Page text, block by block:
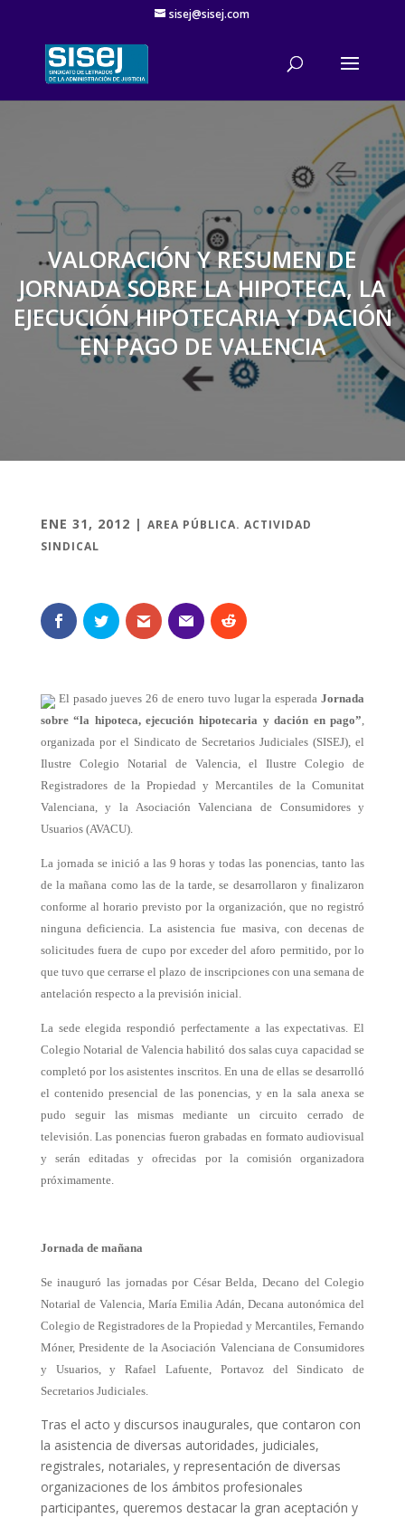
sisej@sisej.com
'
VALORACIÓN Y RESUMEN DE
JORNADA SOBRE LA HIPOTECA, LA
EJECUCIÓN HIPOTECARIA Y DACIÓN
EN PAGO DE VALENCIA
ENE 31, 2012 | AREA PÚBLICA. ACTIVIDAD
SINDICAL
El pasado jueves 26 de enero tuvo lugar la esperadaJornada
sobre “la hipoteca, ejecución hipotecaria y dación en pago”,
organizada por el Sindicato de Secretarios Judiciales (SISEJ), el
Ilustre Colegio Notarial de Valencia, el Ilustre Colegio de
Registradores de la Propiedad y Mercantiles de la Comunitat
Valenciana, y la Asociación Valenciana de Consumidores y
Usuarios (AVACU).
La jornada se inició a las 9 horas y todas las ponencias, tanto las
de la mañana como las de la tarde, se desarrollaron y finalizaron
conforme al horario previsto por la organización, que no registró
ninguna deficiencia. La asistencia fue masiva, con decenas de
solicitudes fuera de cupo por exceder del aforo permitido, por lo
que tuvo que cerrarse el plazo de inscripciones con una semana de
antelación respecto a la previsión inicial.
La sede elegida respondió perfectamente a las expectativas. El
Colegio Notarial de Valencia habilitó dos salas cuya capacidad se
completó por los asistentes inscritos. En una de ellas se desarrolló
el contenido presencial de las ponencias, y en la sala anexa se
pudo seguir las mismas mediante un circuito cerrado de
televisión. Las ponencias fueron grabadas en formato audiovisual
y serán editadas y ofrecidas por la comisión organizadora
próximamente.
Jornada de mañana
Se inauguró las jornadas por César Belda, Decano del Colegio
Notarial de Valencia, María Emilia Adán, Decana autonómica del
Colegio de Registradores de la Propiedad y Mercantiles, Fernando
Móner, Presidente de la Asociación Valenciana de Consumidores
y Usuarios, y Rafael Lafuente, Portavoz del Sindicato de
Secretarios Judiciales.
Tras el acto y discursos inaugurales, que contaron con
la asistencia de diversas autoridades, judiciales,
registrales, notariales, y representación de diversas
organizaciones de los ámbitos profesionales
participantes, queremos destacar la gran aceptación y